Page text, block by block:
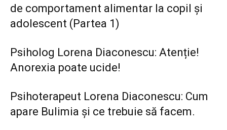
de comportament alimentar la copil și
adolescent (Partea 1)
Psiholog Lorena Diaconescu: Atenție!
Anorexia poate ucide!
Psihoterapeut Lorena Diaconescu: Cum
apare Bulimia și ce trebuie să facem.